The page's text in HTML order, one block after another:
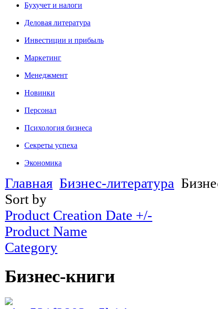
Бухучет и налоги
Деловая литература
Инвестиции и прибыль
Маркетинг
Менеджмент
Новинки
Персонал
Психология бизнеса
Секреты успеха
Экономика
Главная Бизнес-литература
Sort by
Product Creation Date +/-
Product Name
Category
Бизнес-книги